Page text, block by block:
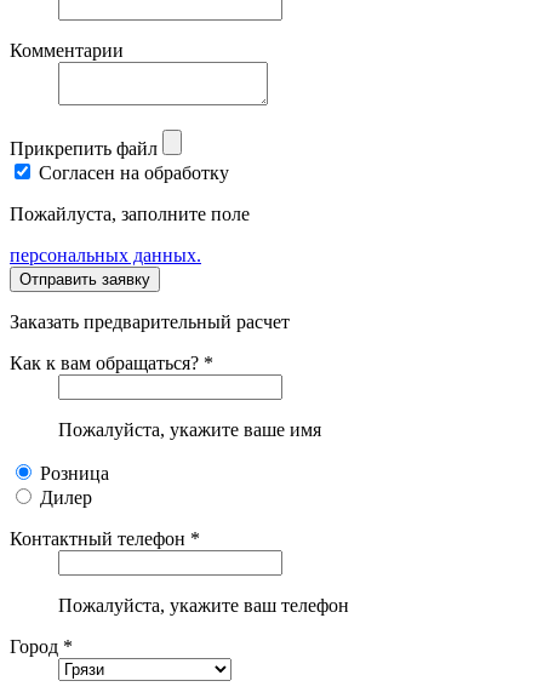
Комментарии
Прикрепить файл
Согласен на обработку
Пожайлуста, заполните поле
персональных данных.
Заказать предварительный расчет
Как к вам обращаться? *
Пожалуйста, укажите ваше имя
Розница
Дилер
Контактный телефон *
Пожалуйста, укажите ваш телефон
Город *